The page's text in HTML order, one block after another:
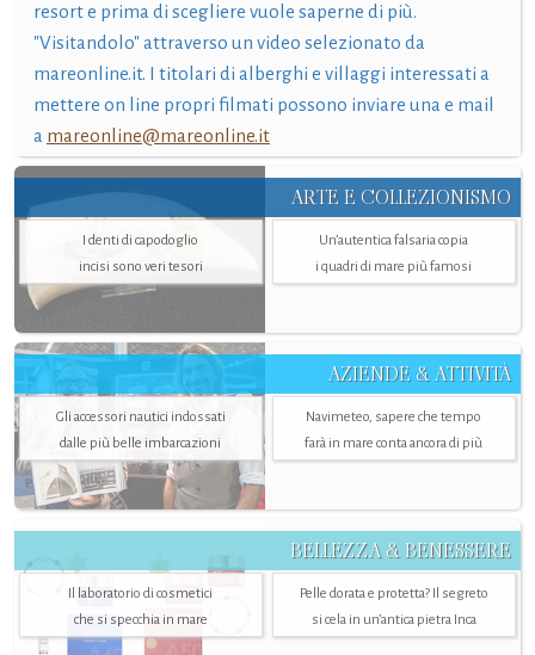
resort e prima di scegliere vuole saperne di più.
"Visitandolo" attraverso un video selezionato da
mareonline.it. I titolari di alberghi e villaggi interessati a
mettere on line propri filmati possono inviare una e mail
a mareonline@mareonline.it
ARTE E COLLEZIONISMO
I denti di capodoglio
incisi sono veri tesori
Un’autentica falsaria copia
i quadri di mare più famosi
AZIENDE & ATTIVITÀ
Gli accessori nautici indossati
dalle più belle imbarcazioni
Navimeteo, sapere che tempo
farà in mare conta ancora di più
BELLEZZA & BENESSERE
Il laboratorio di cosmetici
che si specchia in mare
Pelle dorata e protetta? Il segreto
si cela in un’antica pietra Inca